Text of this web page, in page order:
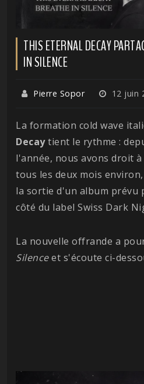
THIS ETERNAL DECAY
IN SILENCE
Pierre Sopor 12 juin
La formation cold wave
Decaytient le rythme :
l'année, nous avons droit
tous les deux mois
la sortie d'un album prévu
côté du label Swiss Dark
La nouvelle offrande a
Silenceet s'écoute ci-